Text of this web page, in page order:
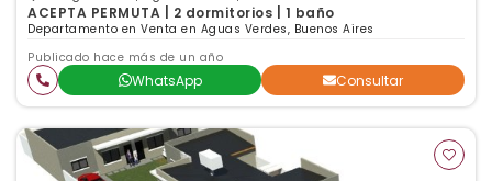
ACEPTA PERMUTA | 2 dormitorios | 1 baño
Departamento en Venta en Aguas Verdes, Buenos Aires
Publicado hace más de un año
WhatsApp Consultar